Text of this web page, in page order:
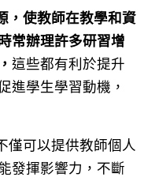
，使教師在教學和資
常辦理許多研習增
這些都有利於提升
進學生學習動機，
可以提供教師個人
發揮影響力，不斷